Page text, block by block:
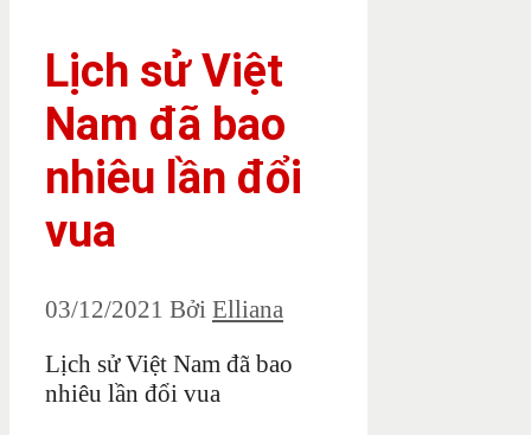
Lịch sử Việt
Nam đã bao
nhiêu lần đổi
vua
03/12/2021 Bởi Elliana
Lịch sử Việt Nam đã bao
nhiêu lần đổi vua